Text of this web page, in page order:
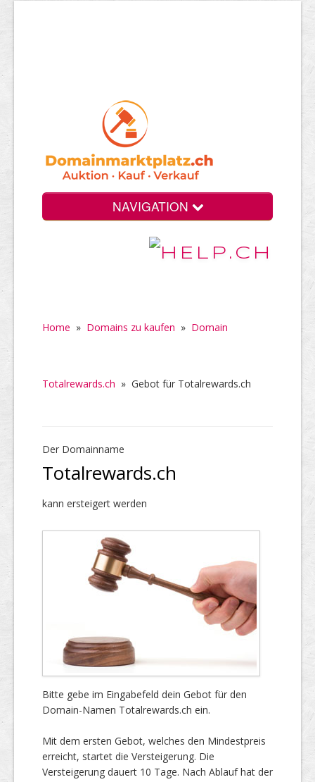
NAVIGATION
Home » Domains zu kaufen » Domain
Totalrewards.ch » Gebot für Totalrewards.ch
Der Domainname
Totalrewards.ch
kann ersteigert werden
Bitte gebe im Eingabefeld dein Gebot für den
Domain-Namen Totalrewards.ch ein.
Mit dem ersten Gebot, welches den Mindestpreis
erreicht, startet die Versteigerung. Die
Versteigerung dauert 10 Tage. Nach Ablauf hat der